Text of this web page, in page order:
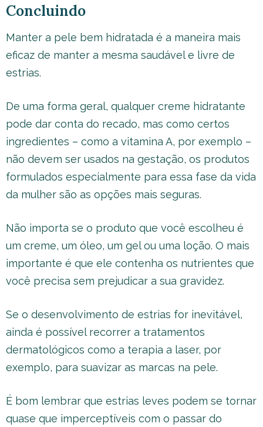
Concluindo
Manter a pele bem hidratada é a maneira mais
eficaz de manter a mesma saudável e livre de
estrias.
De uma forma geral, qualquer creme hidratante
pode dar conta do recado, mas como certos
ingredientes – como a vitamina A, por exemplo –
não devem ser usados na gestação, os produtos
formulados especialmente para essa fase da vida
da mulher são as opções mais seguras.
Não importa se o produto que você escolheu é
um creme, um óleo, um gel ou uma loção. O mais
importante é que ele contenha os nutrientes que
você precisa sem prejudicar a sua gravidez.
Se o desenvolvimento de estrias for inevitável,
ainda é possível recorrer a tratamentos
dermatológicos como a terapia a laser, por
exemplo, para suavizar as marcas na pele.
É bom lembrar que estrias leves podem se tornar
quase que imperceptíveis com o passar do